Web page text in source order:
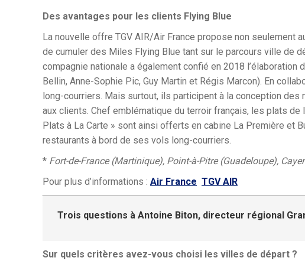
Des avantages pour les clients Flying Blue
La nouvelle offre TGV AIR/Air France propose non seulement
de cumuler des Miles Flying Blue tant sur le parcours ville de
compagnie nationale a également confié en 2018
Bellin, Anne-Sophie Pic, Guy Martin et Régis Marcon). En
long-courriers. Mais surtout, ils participent à la conception
aux clients. Chef emblématique du terroir français, les plats
Plats à La Carte » sont ainsi offerts en cabine La Première et
restaurants à bord de ses vols long-courriers.
* Fort-de-France (Martinique), Point-à-Pitre (Guadeloupe),
Pour plus d’informations : Air France TGV AIR
Trois questions à Antoine Biton, directeur régional
Sur quels critères avez-vous choisi les villes de départ ?